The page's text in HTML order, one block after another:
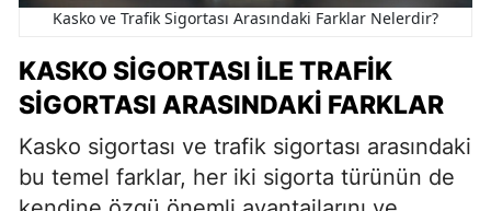
Kasko ve Trafik Sigortası Arasındaki Farklar Nelerdir?
KASKO SIGORTASI ILE TRAFIK
SIGORTASI ARASINDAKI FARKLAR
Kasko sigortası ve trafik sigortası arasındaki
bu temel farklar, her iki sigorta türünün de